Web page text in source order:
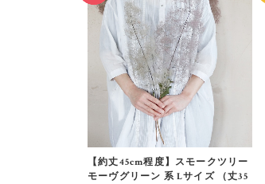
【約丈45cm程度】スモークツリー
モーヴグリーン 系 Lサイズ （丈35